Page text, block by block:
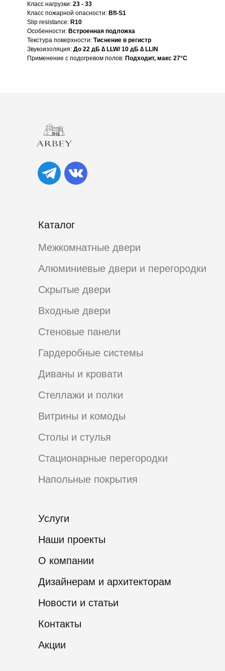
Класс нагрузки: 23 - 33
Класс пожарной опасности: Bfl-S1
Slip resistance: R10
Особенности: Встроенная подложка
Текстура поверхности: Тиснение в регистр
Звукоизоляция: До 22 дБ ∆ LLW/ 10 дБ ∆ LLIN
Применение с подогревом полов: Подходит, макс 27°C
Каталог
Межкомнатные двери
Входные двери
Алюминиевые двери и перегородки
Стеновые панели
Услуги
Наши проекты
О компании
Дизайнерам и архитекторам
Новости и статьи
Акции
Контакты
Скрытые двери
Гардеробные системы
Диваны и кровати
Столы и стулья
Витрины и комоды
Стеллажи и полки
Стационарные перегородки
Напольные покрытия